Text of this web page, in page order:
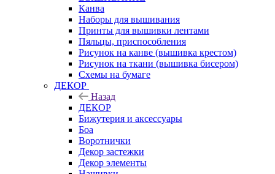
Канва
Наборы для вышивания
Принты для вышивки лентами
Пяльцы, приспособления
Рисунок на канве (вышивка крестом)
Рисунок на ткани (вышивка бисером)
Схемы на бумаге
ДЕКОР
Назад
ДЕКОР
Бижутерия и аксессуары
Боа
Воротнички
Декор застежки
Декор элементы